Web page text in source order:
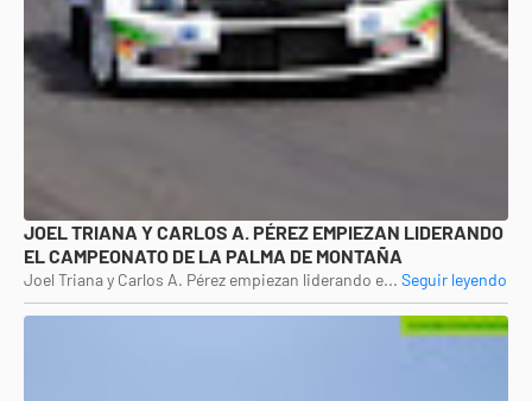
JOEL TRIANA Y CARLOS A. PÉREZ EMPIEZAN LIDERANDO
EL CAMPEONATO DE LA PALMA DE MONTAÑA
Joel Triana y Carlos A. Pérez empiezan liderando e... Seguir leyendo